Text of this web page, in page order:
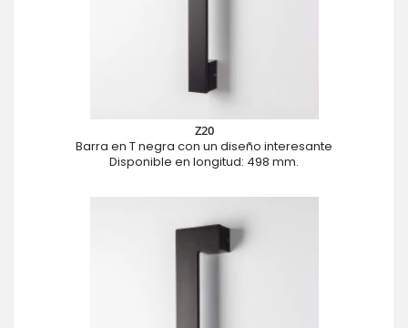
Z20
Barra en T negra con un diseño interesante
Disponible en longitud: 498 mm.